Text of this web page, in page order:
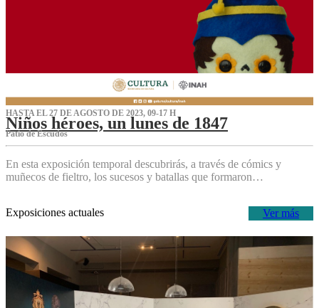
HASTA EL 27 DE AGOSTO DE 2023, 09-17 H
Niños héroes, un lunes de 1847
Patio de Escudos
En esta exposición temporal descubrirás, a través de cómics y
muñecos de fieltro, los sucesos y batallas que formaron…
Ver más
Exposiciones actuales